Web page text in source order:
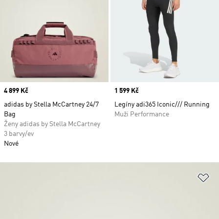
Price
4 899 Kč
adidas by Stella McCartney 24/7
Bag
Ženy adidas by Stella McCartney
3 barvy/ev
Nové
Price
1 599 Kč
Legíny adi365 Iconic/// Running
Muži Performance